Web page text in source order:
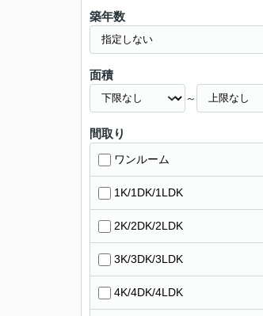
築年数
面積
～
間取り
ワンルーム
1K/1DK/1LDK
2K/2DK/2LDK
3K/3DK/3LDK
4K/4DK/4LDK